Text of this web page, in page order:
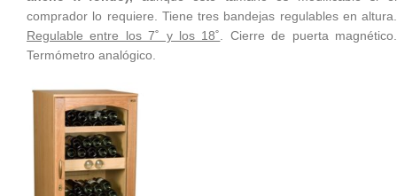
comprador lo requiere. Tiene tres bandejas regulables en altura.
Regulable entre los 7˚ y los 18˚ . Cierre de puerta magnético.
Termómetro analógico.